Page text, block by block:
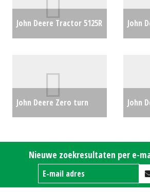
John Deere Tractor 5125R
John
John Deere Zero turn
€0
John
#25039
Nieuwe zoekresultaten per e-